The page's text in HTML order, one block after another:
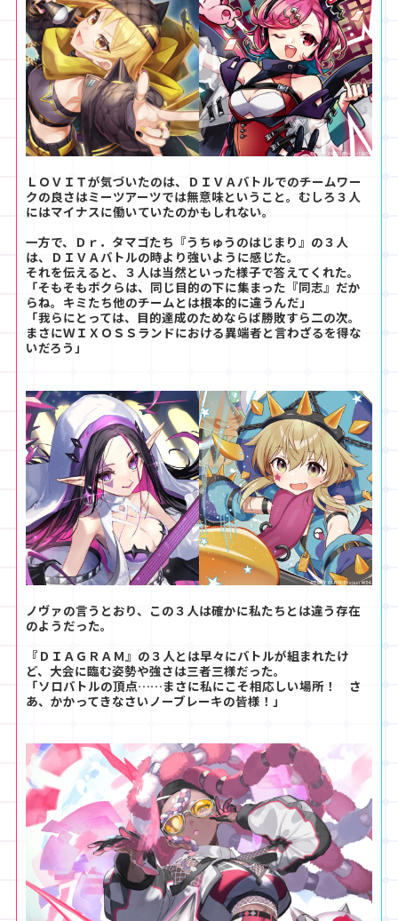
ＬＯＶＩＴが気づいたのは、ＤＩＶＡバトルでのチームワー
クの良さはミーツアーツでは無意味ということ。むしろ３人
にはマイナスに働いていたのかもしれない。
一方で、Ｄｒ．タマゴたち『うちゅうのはじまり』の３人
は、ＤＩＶＡバトルの時より強いように感じた。
それを伝えると、３人は当然といった様子で答えてくれた。
「そもそもボクらは、同じ目的の下に集まった『同志』だか
らね。キミたち他のチームとは根本的に違うんだ」
「我らにとっては、目的達成のためならば勝敗すら二の次。
まさにＷＩＸＯＳＳランドにおける異端者と言わざるを得な
いだろう」
ノヴァの言うとおり、この３人は確かに私たちとは違う存在
のようだった。
『ＤＩＡＧＲＡＭ』の３人とは早々にバトルが組まれたけ
ど、大会に臨む姿勢や強さは三者三様だった。
「ソロバトルの頂点……まさに私にこそ相応しい場所！ さ
あ、かかってきなさいノーブレーキの皆様！」